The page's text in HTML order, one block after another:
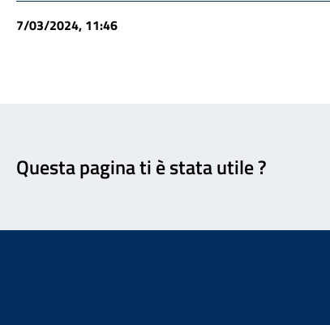
7/03/2024, 11:46
Questa pagina ti è stata utile ?